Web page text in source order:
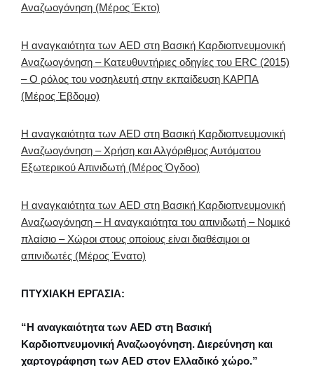
Αναζωογόνηση (Μέρος Έκτο)
Η αναγκαιότητα των AED στη Βασική Καρδιοπνευμονική
Αναζωογόνηση – Κατευθυντήριες οδηγίες του ERC (2015)
– Ο ρόλος του νοσηλευτή στην εκπαίδευση ΚΑΡΠΑ
(Μέρος Έβδομο)
Η αναγκαιότητα των AED στη Βασική Καρδιοπνευμονική
Αναζωογόνηση – Χρήση και Αλγόριθμος Αυτόματου
Εξωτερικού Απινιδωτή (Μέρος Όγδοο)
Η αναγκαιότητα των AED στη Βασική Καρδιοπνευμονική
Αναζωογόνηση – Η αναγκαιότητα του απινιδωτή – Νομικό
πλαίσιο – Χώροι στους οποίους είναι διαθέσιμοι οι
απινιδωτές (Μέρος Ένατο)
ΠΤΥΧΙΑΚΗ ΕΡΓΑΣΙΑ:
“Η αναγκαιότητα των AED στη Βασική
Καρδιοπνευμονική Αναζωογόνηση. Διερεύνηση και
χαρτογράφηση των AED στον Ελλαδικό χώρο.”